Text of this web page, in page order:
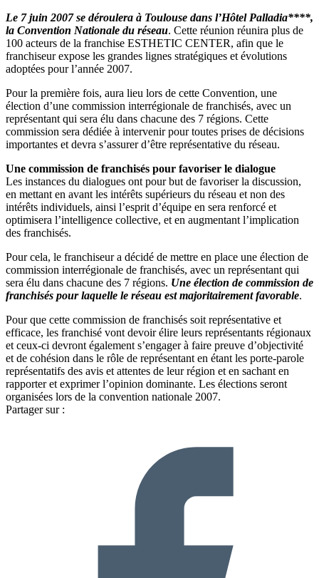
Le 7 juin 2007 se déroulera à Toulouse dans l’Hôtel Palladia****,
la Convention Nationale du réseau. Cette réunion réunira plus de
100 acteurs de la franchise ESTHETIC CENTER, afin que le
franchiseur expose les grandes lignes stratégiques et évolutions
adoptées pour l’année 2007.
Pour la première fois, aura lieu lors de cette Convention, une
élection d’une commission interrégionale de franchisés, avec un
représentant qui sera élu dans chacune des 7 régions. Cette
commission sera dédiée à intervenir pour toutes prises de décisions
importantes et devra s’assurer d’être représentative du réseau.
Une commission de franchisés pour favoriser le dialogue
Les instances du dialogues ont pour but de favoriser la discussion,
en mettant en avant les intérêts supérieurs du réseau et non des
intérêts individuels, ainsi l’esprit d’équipe en sera renforcé et
optimisera l’intelligence collective, et en augmentant l’implication
des franchisés.
Pour cela, le franchiseur a décidé de mettre en place une élection de
commission interrégionale de franchisés, avec un représentant qui
sera élu dans chacune des 7 régions. Une élection de commission de
franchisés pour laquelle le réseau est majoritairement favorable.
Pour que cette commission de franchisés soit représentative et
efficace, les franchisé vont devoir élire leurs représentants régionaux
et ceux-ci devront également s’engager à faire preuve d’objectivité
et de cohésion dans le rôle de représentant en étant les porte-parole
représentatifs des avis et attentes de leur région et en sachant en
rapporter et exprimer l’opinion dominante. Les élections seront
organisées lors de la convention nationale 2007.
Partager sur :